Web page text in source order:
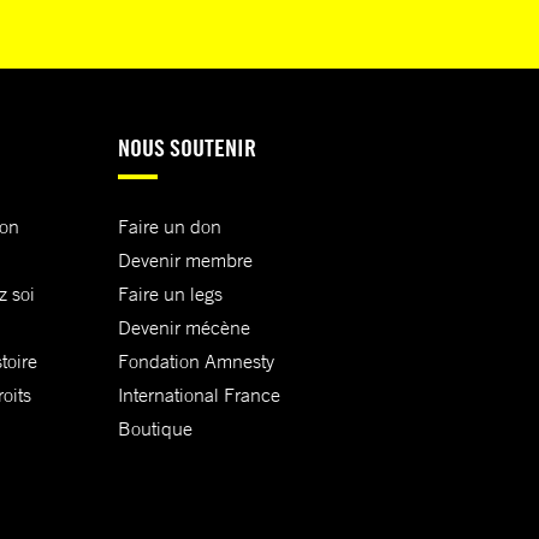
soi
NOUS SOUTENIR
Faire un don
Devenir membre
Faire un legs
Devenir mécène
Fondation Amnesty
International France
Boutique